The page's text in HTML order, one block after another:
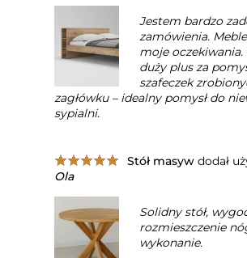
Jestem bardzo
zamówienia.
moje oczekiwania.
duży plus za
szafeczek
zagłówku – idealny pomysł do
sypialni.
Stół masywdodał
Ola
Solidny stół,
rozmieszczenie
wykonanie.